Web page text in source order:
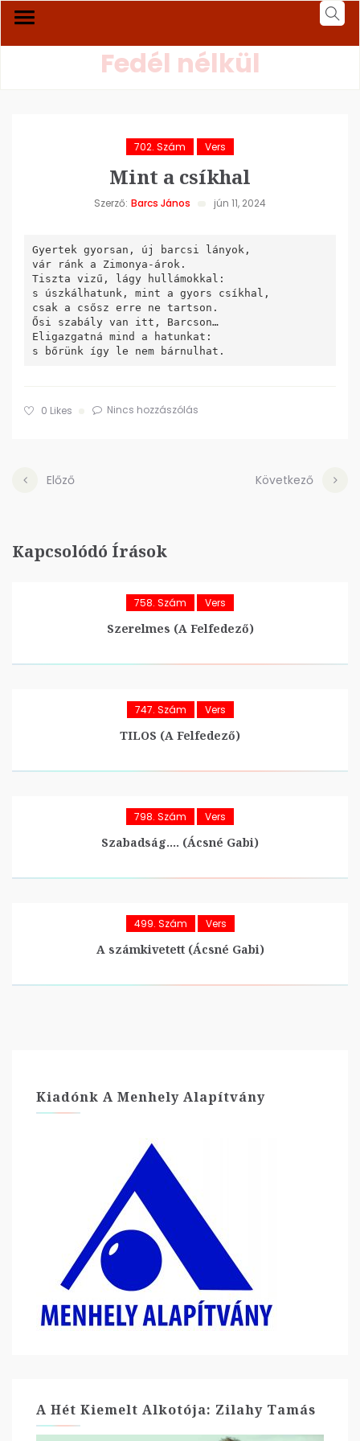
Fedél nélkül
702. Szám Vers
Mint a csíkhal
Szerző: Barcs János jún 11, 2024
Gyertek gyorsan, új barcsi lányok,
vár ránk a Zimonya-árok.
Tiszta vizű, lágy hullámokkal:
s úszkálhatunk, mint a gyors csíkhal,
csak a csősz erre ne tartson.
Ősi szabály van itt, Barcson…
Eligazgatná mind a hatunkat:
0 Likes Nincs hozzászólás
Előző Következő
Kapcsolódó Írások
758. Szám Vers
Szerelmes (A Felfedező)
747. Szám Vers
TILOS (A Felfedező)
798. Szám Vers
Szabadság…. (Ácsné Gabi)
499. Szám Vers
A számkivetett (Ácsné Gabi)
Kiadónk A Menhely Alapítvány
A Hét Kiemelt Alkotója: Zilahy Tamás